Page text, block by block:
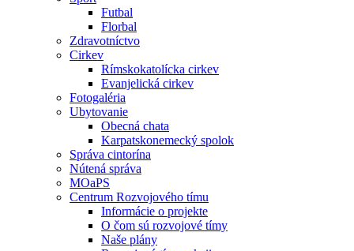
Futbal
Florbal
Zdravotníctvo
Cirkev
Rímskokatolícka cirkev
Evanjelická cirkev
Fotogaléria
Ubytovanie
Obecná chata
Karpatskonemecký spolok
Správa cintorína
Nútená správa
MOaPS
Centrum Rozvojového tímu
Informácie o projekte
O čom sú rozvojové tímy
Naše plány